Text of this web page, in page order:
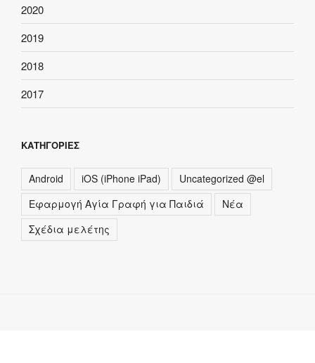
2020
2019
2018
2017
ΚΑΤΗΓΟΡΊΕΣ
Android iOS (iPhone iPad)
Uncategorized @el
Εφαρμογή Αγία Γραφή για Παιδιά
Νέα
Σχέδια μελέτης